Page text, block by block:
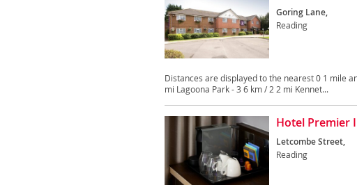
Goring Lane,
Reading
Distances are displayed to the nearest 0 1 mile
mi Lagoona Park - 3 6 km / 2 2 mi Kennet...
Hotel Premier
Letcombe Street,
Reading